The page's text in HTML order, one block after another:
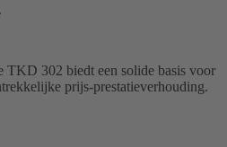
TKD 302 biedt een solide basis voor
prijs-prestatieverhouding.